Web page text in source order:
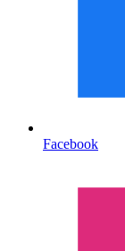
Facebook